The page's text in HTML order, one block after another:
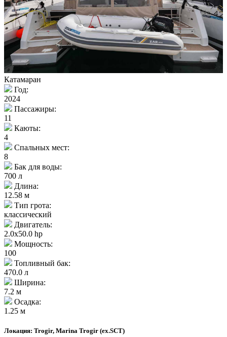
Катамаран
Год:
2024
Пассажиры:
11
Каюты:
4
Спальных мест:
8
Бак для воды:
700 л
Длина:
12.58 м
Тип грота:
классический
Двигатель:
2.0x50.0 hp
Мощность:
100
Топливный бак:
470.0 л
Ширина:
7.2 м
Осадка:
1.25 м
Локация: Trogir, Marina Trogir (ex.SCT)